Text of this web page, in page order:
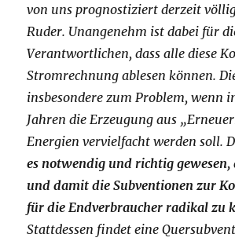
von uns prognostiziert derzeit
Ruder. Unangenehm ist dabei für
Verantwortlichen, dass alle diese
Stromrechnung ablesen können.
insbesondere zum Problem, wenn
Jahren die Erzeugung aus
Energien vervielfacht werden soll.
es notwendig und richtig gewesen,
und damit die Subventionen zur
für die Endverbraucher radikal zu
Stattdessen findet eine